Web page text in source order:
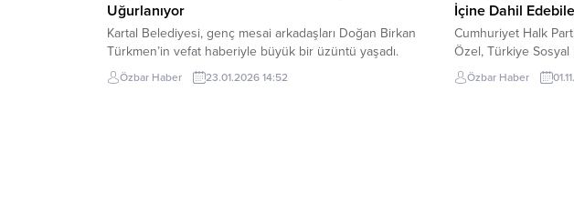
Uğurlanıyor
Kartal Belediyesi, genç mesai arkadaşları Doğan Birkan
Türkmen’in vefat haberiyle büyük bir üzüntü yaşadı.
Çalışkanlığı, samimi kişiliği ve mesai arkadaşlarıyla
kurduğu güçlü bağlarla tanınan Türkmen’in kaybı,
Özbar Haber 23.01.2026 14:52
İçine Dahil
Cumhuriyet Halk
Özel, Türkiye Sosyal
(TÜSES) tarafından
Sanat Merkezi’nde
Özbar Haber